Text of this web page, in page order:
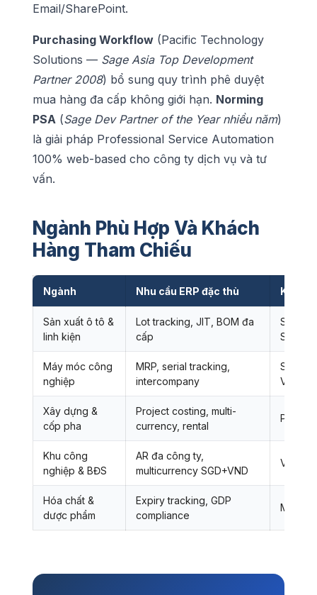
Email/SharePoint.
Purchasing Workflow (Pacific Technology
Solutions — Sage Asia Top Development
Partner 2008) bổ sung quy trình phê duyệt
mua hàng đa cấp không giới hạn. Norming
PSA (Sage Dev Partner of the Year nhiều năm)
là giải pháp Professional Service Automation
100% web-based cho công ty dịch vụ và tư
vấn.
Ngành Phù Hợp Và Khách
Hàng Tham Chiếu
Ngành Nhu cầu ERP đặc thù Khách
Sản xuất ô tô &
linh kiện
Lot tracking, JIT, BOM đa
cấp
SEWS-
Máy móc công
nghiệp
MRP, serial tracking,
intercompany
VN
Xây dựng &
cốp pha
Project costing, multi-
currency, rental
PERI
Khu công
nghiệp & BĐS
AR đa công ty,
multicurrency SGD+VND
VSIP
Hóa chất &
dược phẩm
Expiry tracking, GDP
compliance